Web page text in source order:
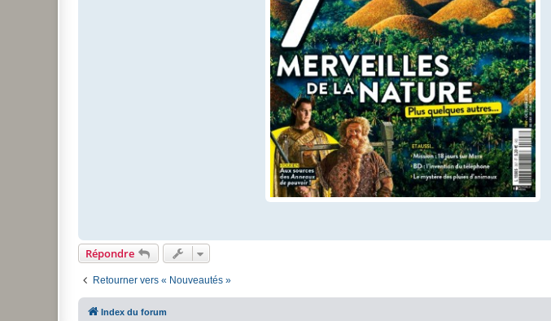
Répondre
Retourner vers « Nouveautés »
Index du forum